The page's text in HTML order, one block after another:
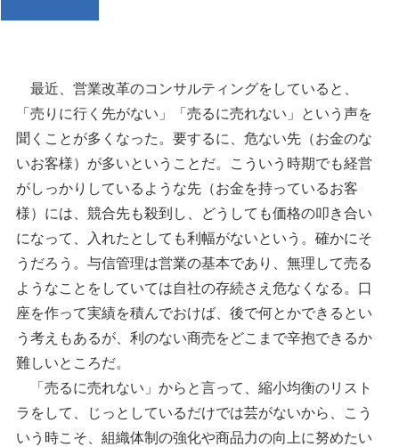
最近、営業改革のコンサルティングをしていると、
「売りに行く先がない」「売るに売れない」という声を
聞くことが多くなった。要するに、危ない先（お金のな
いお客様）が多いということだ。こういう時期でも経営
がしっかりしているような先（お金を持っているお客
様）には、競合先も殺到し、どうしても価格の叩き合い
になって、入れたとしても利幅がないという。確かにそ
うだろう。与信管理は営業の基本であり、無理して売る
ようなことをしていては自社の存続さえ危なくなる。口
座を作って実績を積んでおけば、後で何とかできるとい
う考えもあるが、利のない商売をどこまで辛抱できるか
難しいところだ。
「売るに売れない」からと言って、縮小均衡のリスト
ラをして、じっとしているだけでは芸がないから、こう
いう時こそ、組織体制の強化や商品力の向上に努めたい